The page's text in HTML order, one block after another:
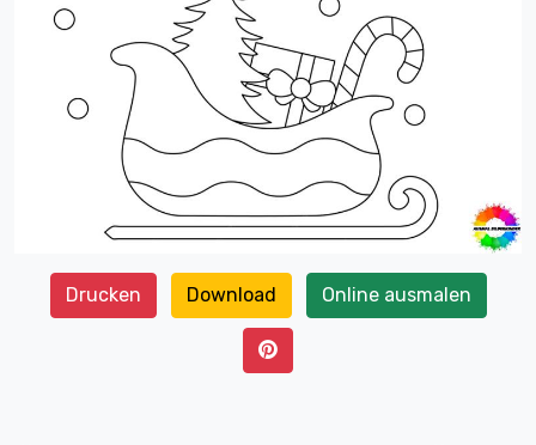
Drucken Download Online ausmalen